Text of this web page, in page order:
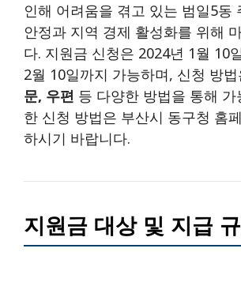
인해 어려움을 겪고 있는 범일5동
안정과 지역 경제 활성화를 위해
다. 지원금 신청은 2024년 1월 10
2월 10일까지 가능하며, 신청 방법
문, 우편 등 다양한 방법을 통해 가
한 신청 방법은 부산시 동구청 홈
하시기 바랍니다.
지원금 대상 및 지급